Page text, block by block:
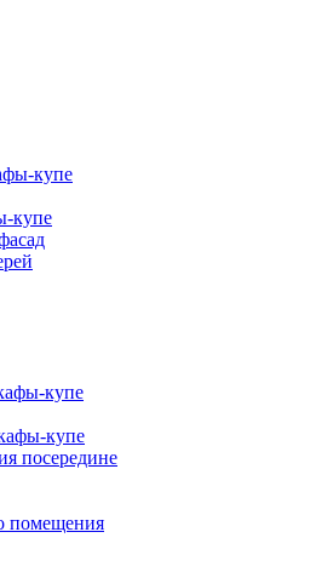
купе
купе
купе
купе
посередине
помещения